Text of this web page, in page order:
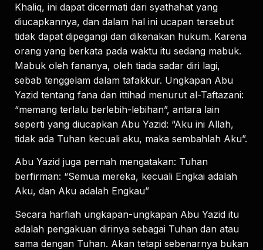
Khaliq, ini dapat dicermati dari syathahat yang
diucapkannya, dan dalam hal ini ucapan tersebut
tidak dapat dipegangi dan dikenakan hukum. Karena
orang yang berkata pada waktu itu sedang mabuk.
Mabuk oleh fananya, oleh tiada sadar diri lagi,
sebab tenggelam dalam tafakkur. Ungkapan Abu
Yazid tentang fana dan ittihad menurut al-Taftazani:
“memang terlalu berlebih-lebihan”, antara lain
seperti yang diucapkan Abu Yazid: “Aku ini Allah,
tidak ada Tuhan kecuali aku, maka sembahlah Aku”.
Abu Yazid juga pernah mengatakan: Tuhan
berfirman: “Semua mereka, kecuali Engkai adalah
Aku, dan Aku adalah Engkau”
Secara harfiah ungkapan-ungkapan Abu Yazid itu
adalah pengakuan dirinya sebagai Tuhan dan atau
sama dengan Tuhan. Akan tetapi sebenarnya bukan